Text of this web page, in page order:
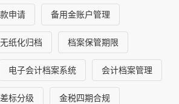
申请 备用金账户管理
无纸化归档 档案保管期限
电子会计档案系统 会计档案管理
差标分级 金税四期合规